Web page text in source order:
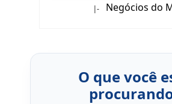
|- Negócios do
O que você